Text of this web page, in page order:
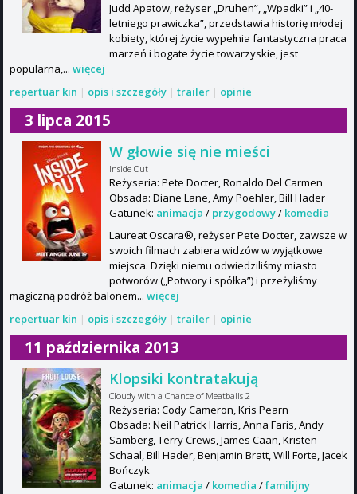
Judd Apatow, reżyser „Druhen”, „Wpadki” i „40-
letniego prawiczka”, przedstawia historię młodej
kobiety, której życie wypełnia fantastyczna praca
marzeń i bogate życie towarzyskie, jest
popularna,... więcej
repertuar kin | opis i szczegóły | trailer | opinie
3 lipca 2015
W głowie się nie mieści
Inside Out
Reżyseria: Pete Docter, Ronaldo Del Carmen
Obsada: Diane Lane, Amy Poehler, Bill Hader
Gatunek: animacja / przygodowy/ komedia
Laureat Oscara®, reżyser Pete Docter, zawsze w
swoich filmach zabiera widzów w wyjątkowe
miejsca. Dzięki niemu odwiedziliśmy miasto
potworów („Potwory i spółka”) i przeżyliśmy
magiczną podróż balonem... więcej
repertuar kin | opis i szczegóły | trailer | opinie
11 października 2013
Klopsiki kontratakują
Cloudy with a Chance of Meatballs 2
Reżyseria: Cody Cameron, Kris Pearn
Obsada: Neil Patrick Harris, Anna Faris, Andy
Samberg, Terry Crews, James Caan, Kristen
Schaal, Bill Hader, Benjamin Bratt, Will Forte, Jacek
Bończyk
Gatunek: animacja / komedia /familijny